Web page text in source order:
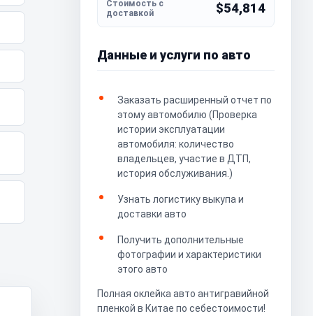
$54,814
Данные и услуги по авто
Заказать расширенный отчет по
этому автомобилю (Проверка
истории эксплуатации
автомобиля: количество
владельцев, участие в ДТП,
история обслуживания.)
Узнать логистику выкупа и
доставки авто
Получить дополнительные
фотографии и характеристики
этого авто
Полная оклейка авто антигравийной
пленкой в Китае по себестоимости!